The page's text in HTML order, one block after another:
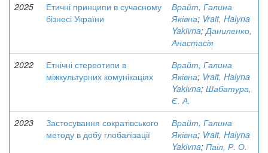
2025
Етичні принципи в сучасному
бізнесі України
Врайт, Галина
Яківна; Vrait, Halyna
Yakivna;Даниленко,
Анастасія
2022
Етнічні стереотипи в
міжкультурних комунікаціях
Врайт, Галина
Яківна; Vrait, Halyna
Yakivna; Шабатура,
Є. А.
2023
Застосування сократівського
методу в добу глобалізації
Врайт, Галина
Яківна; Vrait, Halyna
Yakivna; Паіл, Р. О.